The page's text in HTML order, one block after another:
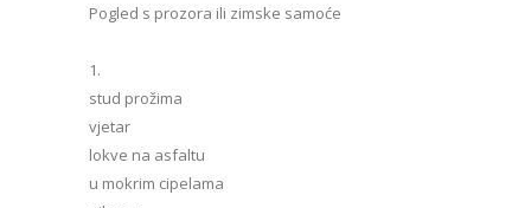
Pogled s prozora ili zimske samoće
1.
stud prožima
vjetar
lokve na asfaltu
u mokrim cipelama